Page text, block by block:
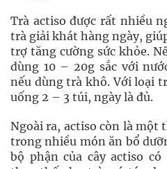
Trà actiso được rất nhiều
trà giải khát hàng ngày,
trợ tăng cường sức khỏe.
dùng 10 – 20g sắc với
nếu dùng trà khô. Với loại
uống 2 – 3 túi, ngày là đủ.
Ngoài ra, actiso còn là một
trong nhiều món ăn bổ
bộ phận của cây actiso